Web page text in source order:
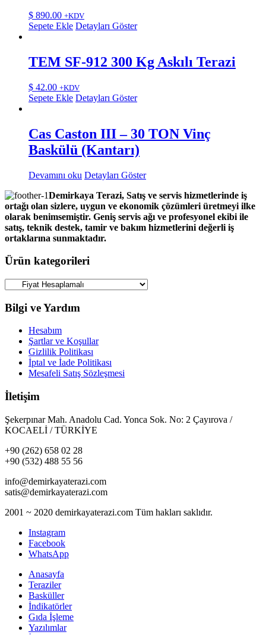
$ 890.00 +KDV
Sepete Ekle Detayları Göster
TEM SF-912 300 Kg Askılı Terazi
$ 42.00 +KDV
Sepete Ekle Detayları Göster
Cas Caston III – 30 TON Vinç
Baskülü (Kantarı)
Devamını oku Detayları Göster
Demirkaya Terazi, Satış ve servis hizmetlerinde iş
ortağı olan sizlere, uygun ve ekonomik çözümleri üretmeyi ilke
olarak benimsemiştir. Geniş servis ağı ve profesyonel ekibi ile
satış, teknik destek, tamir ve bakım hizmetlerini değerli iş
ortaklarına sunmaktadır.
Ürün kategorileri
Bilgi ve Yardım
Hesabım
Şartlar ve Koşullar
Gizlilik Politikası
İptal ve İade Politikası
Mesafeli Satış Sözleşmesi
İletişim
Şekerpınar Mah. Anadolu Cad. Yonca Sok. No: 2 Çayırova /
KOCAELİ / TÜRKİYE
+90 (262) 658 02 28
+90 (532) 488 55 56
info@demirkayaterazi.com
satis@demirkayaterazi.com
2001 ~ 2020 demirkayaterazi.com Tüm hakları saklıdır.
Instagram
Facebook
WhatsApp
Anasayfa
Teraziler
Basküller
İndikatörler
Gıda İşleme
Yazılımlar